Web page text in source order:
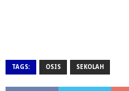
TAGS: OSIS SEKOLAH